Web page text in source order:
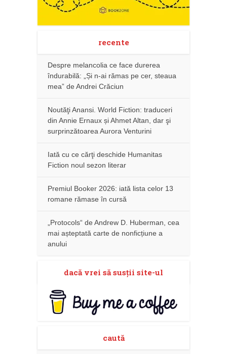
recente
Despre melancolia ce face durerea
îndurabilă: „Și n-ai rămas pe cer, steaua
mea” de Andrei Crăciun
Noutăţi Anansi. World Fiction: traduceri
din Annie Ernaux și Ahmet Altan, dar şi
surprinzătoarea Aurora Venturini
Iată cu ce cărţi deschide Humanitas
Fiction noul sezon literar
Premiul Booker 2026: iată lista celor 13
romane rămase în cursă
„Protocols“ de Andrew D. Huberman, cea
mai așteptată carte de nonficțiune a
anului
dacă vrei să susţii site-ul
caută